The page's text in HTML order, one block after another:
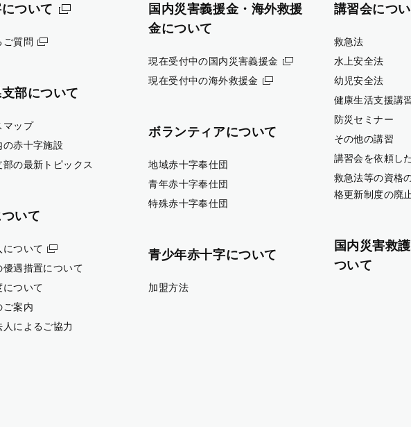
ついて
ご質問
部について
マップ
の赤十字施設
部の最新トピックス
いて
について
優遇措置について
について
ご案内
によるご協力
国内災害義援金・海外救援
金について
現在受付中の国内災害義援金
現在受付中の海外救援金
ボランティアについて
地域赤十字奉仕団
青年赤十字奉仕団
特殊赤十字奉仕団
青少年赤十字について
加盟方法
講習会につ
救急法
水上安全法
幼児安全法
健康生活支援講
防災セミナー
その他の講習
講習会を依頼し
救急法等の資格
格更新制度の廃
国内災害救
ついて